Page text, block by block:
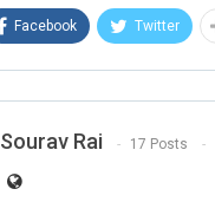
Facebook Twitter
Sourav Rai 17 Posts